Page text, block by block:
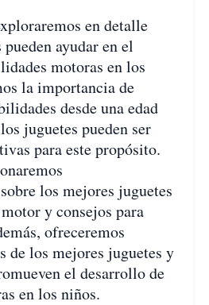
en detalle
ayudar en el
motoras en los
la importancia de
desde una edad
juguetes pueden ser
para este propósito.
los mejores juguetes
y consejos para
ofreceremos
de los mejores juguetes y
el desarrollo de
en los niños.